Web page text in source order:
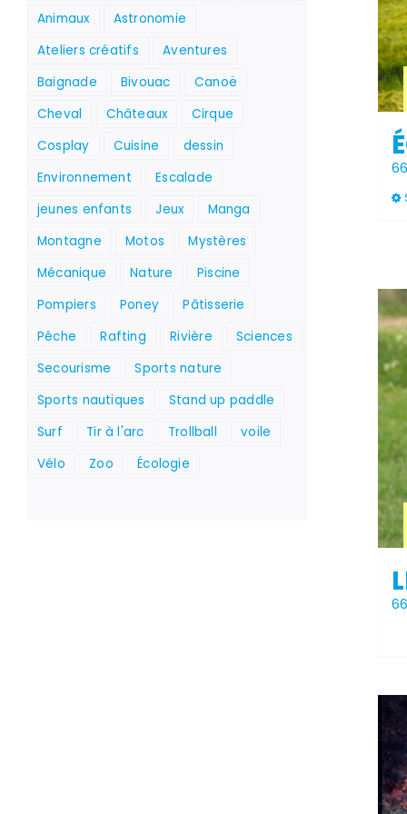
Animaux
Astronomie
Ateliers créatifs
Aventures
Baignade
Bivouac
Canoë
Cheval
Châteaux
Cirque
Cosplay
Cuisine
dessin
Environnement
Escalade
jeunes enfants
Jeux
Manga
Montagne
Motos
Mystères
Mécanique
Nature
Piscine
Pompiers
Poney
Pâtisserie
Pêche
Rafting Rivière
Sciences
Secourisme
Sports nature
Sports nautiques
Stand up paddle
Surf
Tir à l'arc Trollball
voile
Vélo
Zoo Écologie